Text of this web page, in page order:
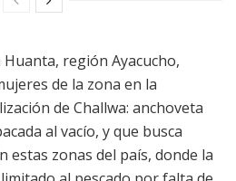
región Ayacucho,
de la zona en la
de Challwa: anchoveta
al vacío, y que busca
estas zonas del país, donde la